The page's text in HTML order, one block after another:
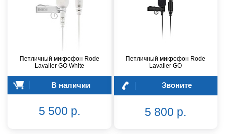
Петличный микрофон Rode
Lavalier GO White
В наличии
5 500 р.
Петличный микрофон Rode
Lavalier GO
Звоните
5 800 р.